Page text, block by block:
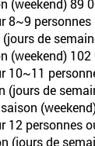
(weekend) 89
8~9
de
(weekend)
10~11
(jours de
12 personnes
(jours de